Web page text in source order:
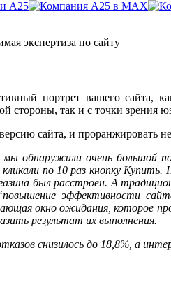
экспертиза по сайту
портрет вашего
стороны, так и с точки зрения
сайта, и проранжировать
обнаружили очень большой
по 10 раз кнопку
был расстроен. А
эффективности
окно ожидания, которое
результат их выполнения.
снизилось до 18,8%, а